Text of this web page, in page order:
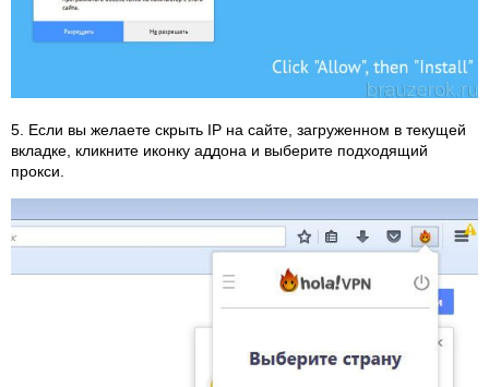
5. Если вы желаете скрыть IP на сайте, загруженном в текущей
вкладке, кликните иконку аддона и выберите подходящий
прокси.